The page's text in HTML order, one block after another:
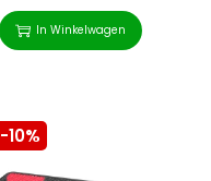
In Winkelwagen
-10%